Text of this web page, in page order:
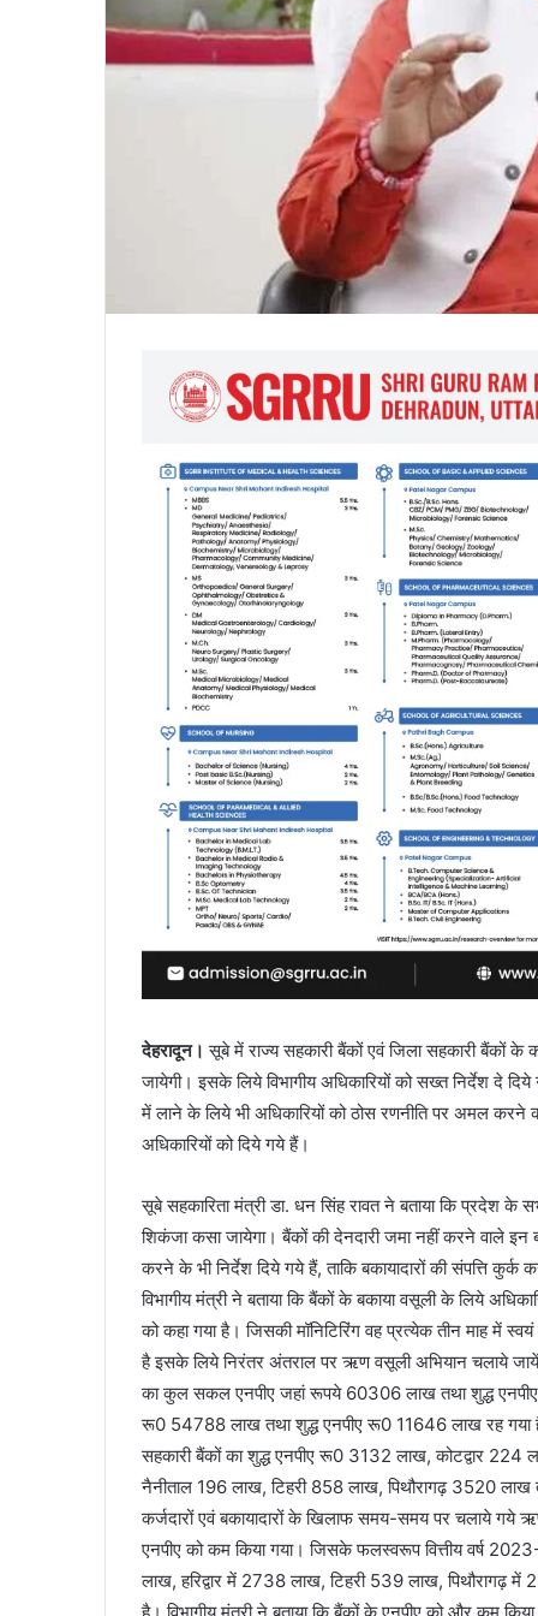
देहरादून। सूबे में राज्य सहकारी बैंकों एवं जिला सहकारी बैंकों के
जायेगी। इसके लिये विभागीय अधिकारियों को सख्त निर्देश दे
में लाने के लिये भी अधिकारियों को ठोस रणनीति पर अमल करने
अधिकारियों को दिये गये हैं।
सूबे सहकारिता मंत्री डा. धन सिंह रावत ने बताया कि प्रदेश के
शिकंजा कसा जायेगा। बैंकों की देनदारी जमा नहीं करने वाले इन
करने के भी निर्देश दिये गये हैं, ताकि बकायादारों की संपत्ति
विभागीय मंत्री ने बताया कि बैंकों के बकाया वसूली के लिये
को कहा गया है। जिसकी मॉनिटिरिंग वह प्रत्येक तीन माह में
है इसके लिये निरंतर अंतराल पर ऋण वसूली अभियान चलाये
का कुल सकल एनपीए जहां रूपये 60306 लाख तथा शुद्ध
रू0 54788 लाख तथा शुद्ध एनपीए रू0 11646 लाख रह गया
सहकारी बैंकों का शुद्ध एनपीए रू0 3132 लाख, कोटद्वार
नैनीताल 196 लाख, टिहरी 858 लाख, पिथौरागढ़ 3520
कर्जदारों एवं बकायादारों के खिलाफ समय-समय पर चलाये गये
एनपीए को कम किया गया। जिसके फलस्वरूप वित्तीय वर्ष
लाख, हरिद्वार में 2738 लाख, टिहरी 539 लाख, पिथौरागढ़